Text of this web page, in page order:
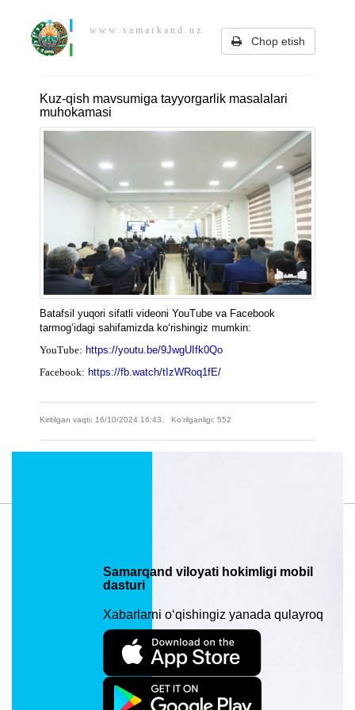
w w w . s a m a r k a n d . u z
Chop etish
Kuz-qish mavsumiga tayyorgarlik masalalari
muhokamasi
Batafsil yuqori sifatli videoni YouTube va Facebook
tarmog‘idagi sahifamizda ko‘rishingiz mumkin:
YouTube: https://youtu.be/9JwgUIfk0Qo
Facebook: https://fb.watch/tIzWRoq1fE/
Kiritilgan vaqti: 16/10/2024 16:43. Ko‘rilganligi: 552
Samarqand viloyati hokimligi mobil
dasturi
Xabarlarni o‘qishingiz yanada qulayroq